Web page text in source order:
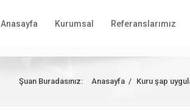
Anasayfa Kurumsal Referanslarımız
Şuan Buradasınız: Anasayfa / Kuru şap